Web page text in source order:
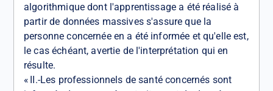
algorithmique dont l'apprentissage a été réalisé à
partir de données massives s'assure que la
personne concernée en a été informée et qu'elle est,
le cas échéant, avertie de l'interprétation qui en
résulte.
« II.-Les professionnels de santé concernés sont